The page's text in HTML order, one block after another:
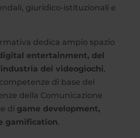
giuridico-istituzionali e
dedica ampio spazio
entertainment, del
dei videogiochi,
di base del
della Comunicazione
di game development,
gamification.